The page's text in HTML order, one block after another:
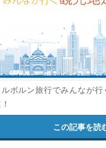
ルボルン旅行でみんなが行
この記事を読